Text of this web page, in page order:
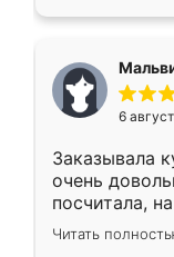
меньше,
Мне нравится
мебели буду
6
Заказывала
очень
посчитала,
Замерщик
делу со
Читать